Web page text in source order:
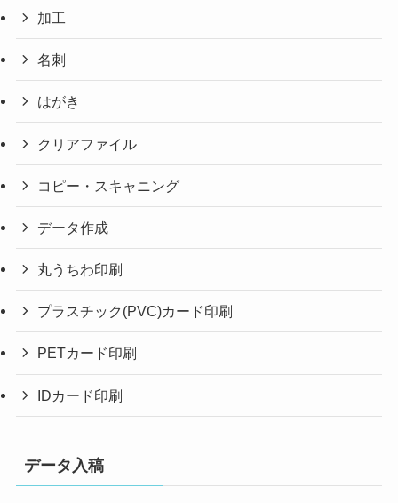
加工
名刺
はがき
クリアファイル
コピー・スキャニング
データ作成
丸うちわ印刷
プラスチック(PVC)カード印刷
PETカード印刷
IDカード印刷
データ入稿